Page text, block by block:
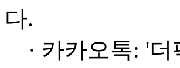
다.
· 카카오톡: '